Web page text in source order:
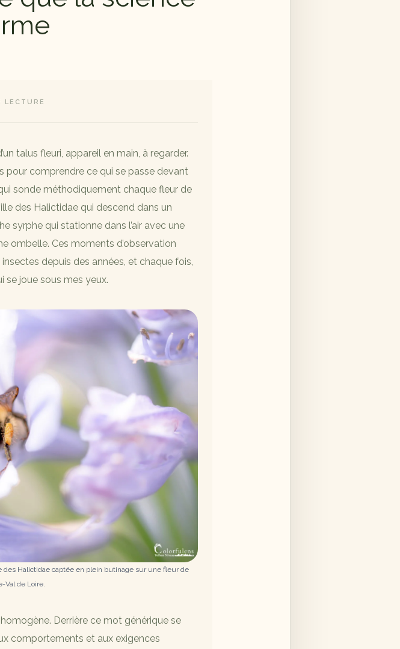
talus fleuri, appareil en main, à regarder.
pour comprendre ce qui se passe devant
sonde méthodiquement chaque fleur de
des Halictidae qui descend dans un
syrphe qui stationne dans l’air avec une
ombelle. Ces moments d’observation
depuis des années, et chaque fois,
se joue sous mes yeux.
des Halictidae captée en plein butinage sur une fleur de
Val de Loire.
Derrière ce mot générique se
comportements et aux exigences